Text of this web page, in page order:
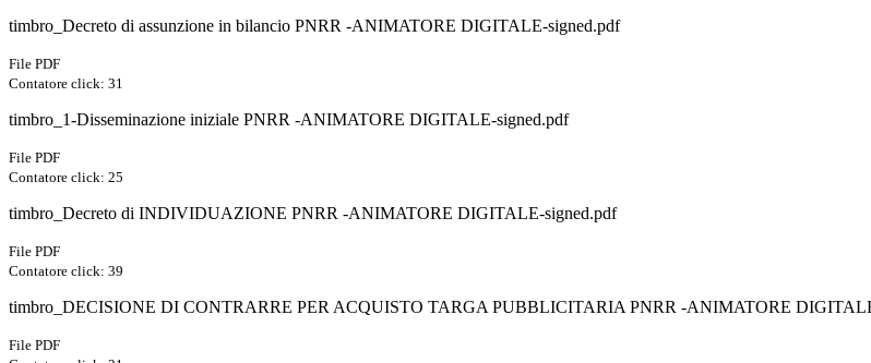
timbro_Decreto di assunzione in bilancio PNRR -ANIMATORE DIGITALE-signed.pdf
File PDF
Contatore click: 31
timbro_1-Disseminazione iniziale PNRR -ANIMATORE DIGITALE-signed.pdf
File PDF
Contatore click: 25
timbro_Decreto di INDIVIDUAZIONE PNRR -ANIMATORE DIGITALE-signed.pdf
File PDF
Contatore click: 39
timbro_DECISIONE DI CONTRARRE PER ACQUISTO TARGA PUBBLICITARIA PNRR -ANIMATORE
File PDF